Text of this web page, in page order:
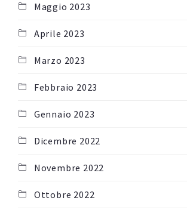
Maggio 2023
Aprile 2023
Marzo 2023
Febbraio 2023
Gennaio 2023
Dicembre 2022
Novembre 2022
Ottobre 2022